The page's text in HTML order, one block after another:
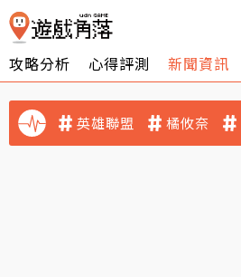
攻略分析 心得評測 新聞資訊
英雄聯盟 橘攸奈